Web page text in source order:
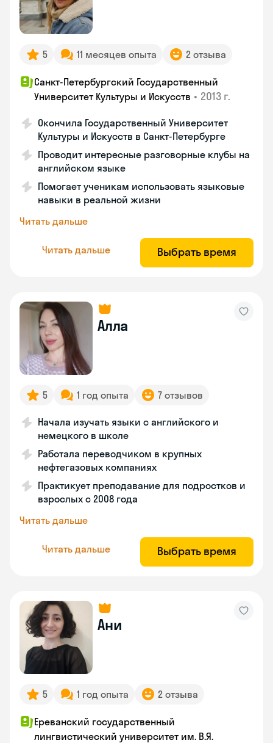
5 11 месяцев опыта 2 отзыва
Санкт-Петербургский Государственный
Университет Культуры и Искусств • 2013 г.
Окончила Государственный Университет
Культуры и Искусств в Санкт-Петербурге
Проводит интересные разговорные клубы на
английском языке
Помогает ученикам использовать языковые
навыки в реальной жизни
Читать дальше
Читать дальше Выбрать время
Алла
5 1 год опыта 7 отзывов
Начала изучать языки с английского и
немецкого в школе
Работала переводчиком в крупных
нефтегазовых компаниях
Практикует преподавание для подростков и
взрослых с 2008 года
Читать дальше
Читать дальше Выбрать время
Ани
5 1 год опыта 2 отзыва
Ереванский государственный
лингвистический университет им. В.Я.